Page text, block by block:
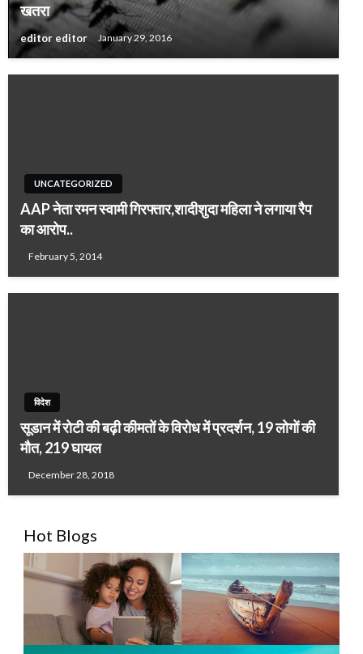
खतरा
editor editor January 29, 2016
UNCATEGORIZED
AAP नेता रमन स्वामी गिरफ्तार,शादीशुदा महिला ने लगाया रैप
का आरोप..
February 5, 2014
विदेश
सूडान में रोटी की बढ़ी कीमतों के विरोध में प्रदर्शन, 19 लोगों की
मौत, 219 घायल
December 28, 2018
Hot Blogs